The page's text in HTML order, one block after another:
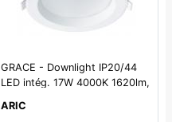
GRACE - Downlight IP20/44
LED intég. 17W 4000K 1620lm,
ARIC